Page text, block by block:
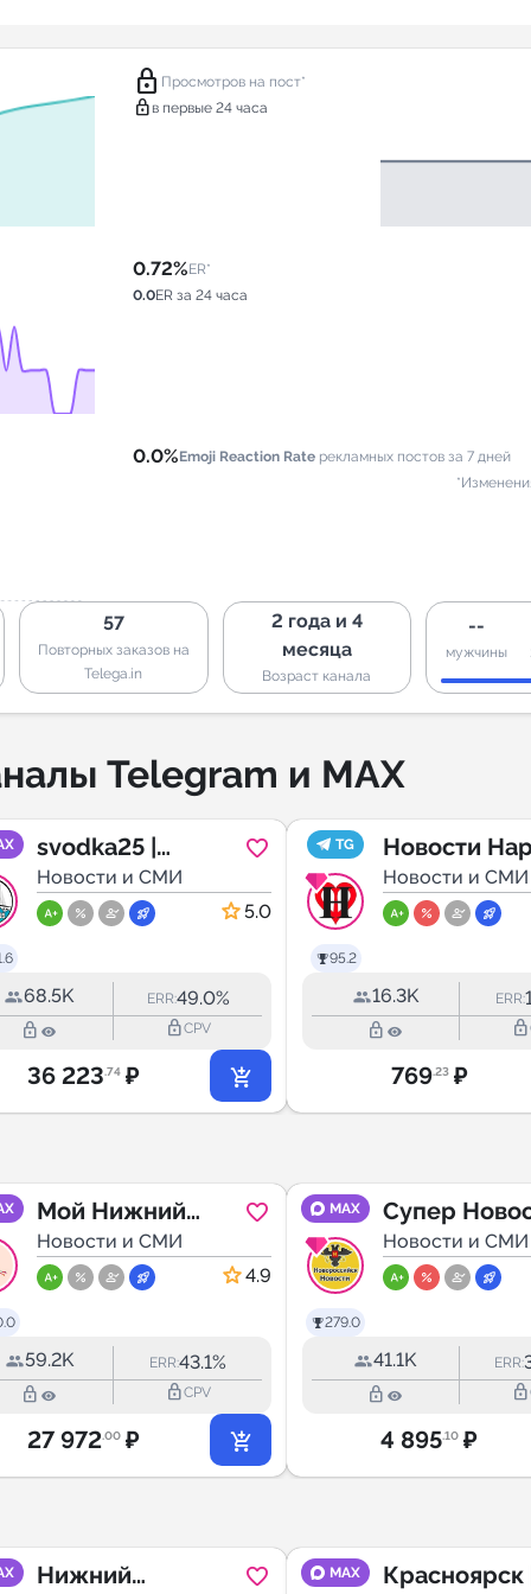
lock Просмотров на пост*
lock в первые 24 часа
0.72%ER*
0.0ER за 24 часа
0.0%Emoji Reaction Rate рекламных постов за 7 дней
57
Повторных заказов на
Telega.in
2 года и 4
месяца
Возраст канала
--
мужчины
Telegram и MAX
svodka25 |
Новости
Приморья и
Новости и СМИ
5.0
68.5K ERR:49.0%
lock_outline lock_outlineCPV
36 223.74 ₽
TG
95.2
Новости
Фоминска
Новости и СМИ
16.3K ERR:
lock_outline lock_outline
769.23 ₽
Мой Нижний
Новгород
Новости и СМИ
4.9
59.2K ERR:43.1%
lock_outline lock_outlineCPV
27 972.00 ₽
MAX
279.0
Супер
Новости и СМИ
41.1K ERR:
lock_outline lock_outline
4 895.10 ₽
Нижний
MAX
Красноярск